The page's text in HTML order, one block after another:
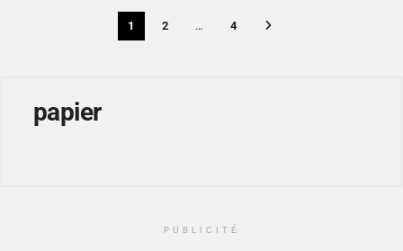
1 2 … 4
papier
PUBLICITÉ